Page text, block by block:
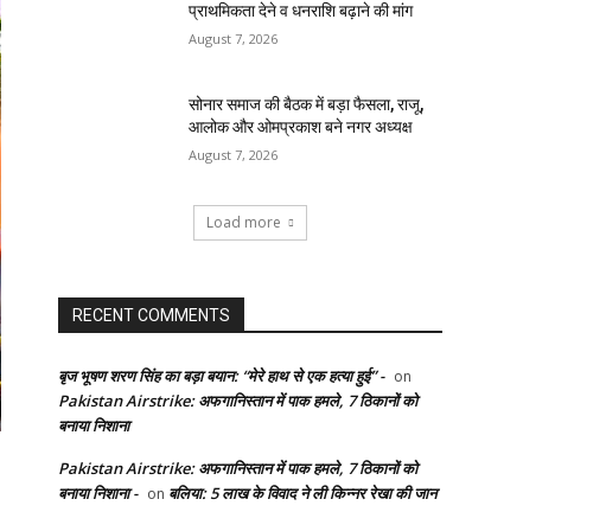
प्राथमिकता देने व धनराशि बढ़ाने की मांग
August 7, 2026
सोनार समाज की बैठक में बड़ा फैसला, राजू,
आलोक और ओमप्रकाश बने नगर अध्यक्ष
August 7, 2026
Load more
RECENT COMMENTS
बृज भूषण शरण सिंह का बड़ा बयान: “मेरे हाथ से एक हत्या हुई” - on
Pakistan Airstrike: अफगानिस्तान में पाक हमले, 7 ठिकानों को
बनाया निशाना
Pakistan Airstrike: अफगानिस्तान में पाक हमले, 7 ठिकानों को
बनाया निशाना - on बलिया: 5 लाख के विवाद ने ली किन्नर रेखा की जान